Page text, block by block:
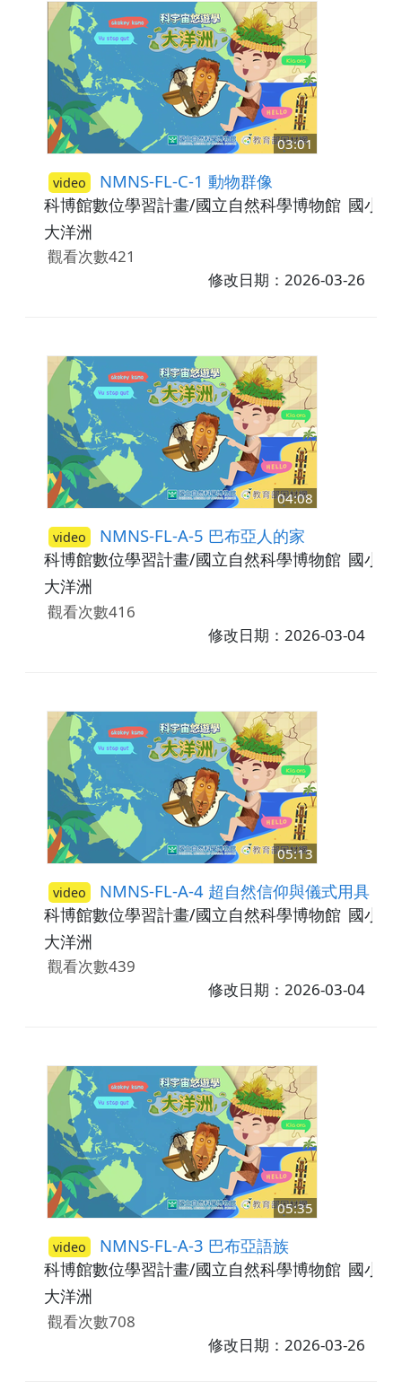
03:01
video NMNS-FL-C-1 動物群像
科博館數位學習計畫/國立自然科學博物館 國小3-
大洋洲
觀看次數421
修改日期：2026-03-26
04:08
video NMNS-FL-A-5 巴布亞人的家
科博館數位學習計畫/國立自然科學博物館 國小5-
大洋洲
觀看次數416
修改日期：2026-03-04
05:13
video NMNS-FL-A-4 超自然信仰與儀式用具
科博館數位學習計畫/國立自然科學博物館 國小3-
大洋洲
觀看次數439
修改日期：2026-03-04
05:35
video NMNS-FL-A-3 巴布亞語族
科博館數位學習計畫/國立自然科學博物館 國小3-
大洋洲
觀看次數708
修改日期：2026-03-26